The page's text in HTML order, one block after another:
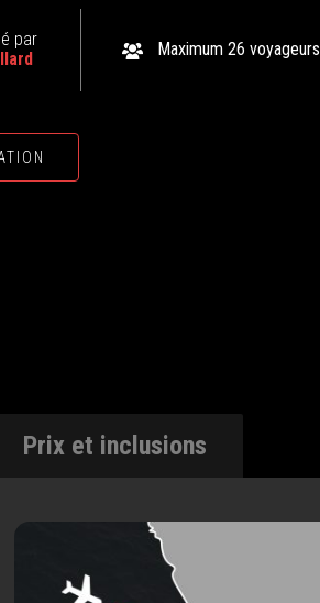
par
Maximum 26 voyageurs
Prix et inclusions